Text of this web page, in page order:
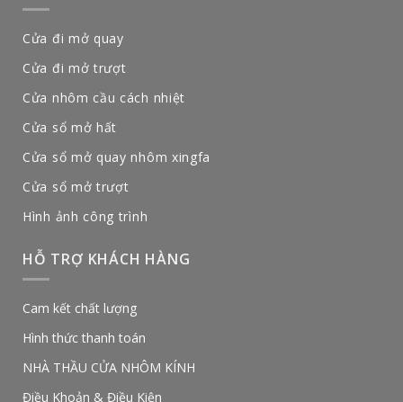
Cửa đi mở quay
Cửa đi mở trượt
Cửa nhôm cầu cách nhiệt
Cửa sổ mở hất
Cửa sổ mở quay nhôm xingfa
Cửa sổ mở trượt
Hình ảnh công trình
HỖ TRỢ KHÁCH HÀNG
Cam kết chất lượng
Hình thức thanh toán
NHÀ THẦU CỬA NHÔM KÍNH
Điều Khoản & Điều Kiện